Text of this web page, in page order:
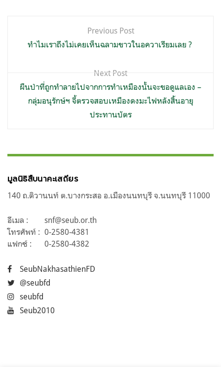
เรื่อง
Previous Post
ทำไมเราถึงไม่เคยเห็นฉลามขาวในอควาเรียมเลย ?
Next Post
ผืนป่าที่ถูกทำลายไปจากการทำเหมืองนั้นจะขอดูแลเอง –
กลุ่มอนุรักษ์ฯ จี้ตรวจสอบเหมืองดงมะไฟหลังสิ้นอายุ
ประทานบัตร
มูลนิธิสืบนาคะเสถียร
140 ถ.ติวานนท์ ต.บางกระสอ อ.เมืองนนทบุรี จ.นนทบุรี 11000
อีเมล :
snf@seub.or.th
โทรศัพท์ : 0-2580-4381
แฟกซ์ :
0-2580-4382
SeubNakhasathienFD
@seubfd
seubfd
Seub2010